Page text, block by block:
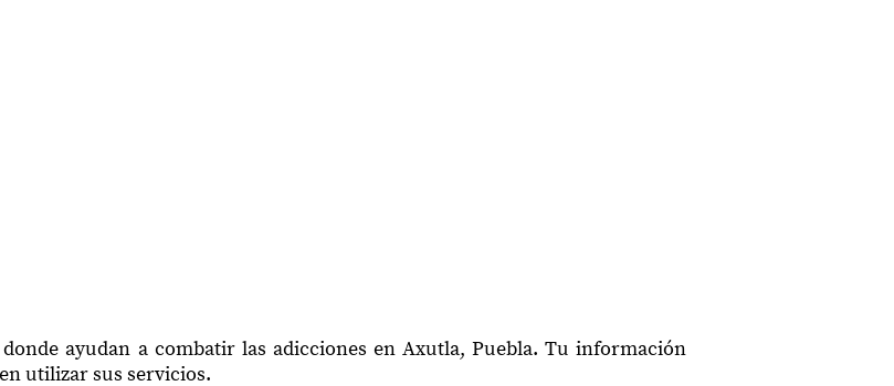
ayudan a combatir las adicciones en Axutla, Puebla. Tu información
utilizar sus servicios.